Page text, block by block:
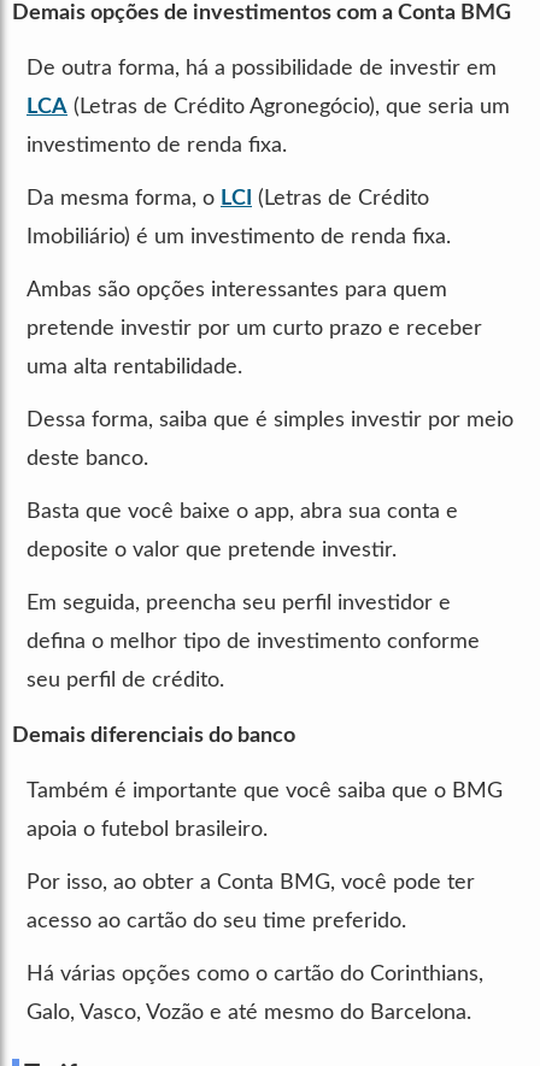
Demais opções de investimentos com a Conta BMG
De outra forma, há a possibilidade de investir em
LCA (Letras de Crédito Agronegócio), que seria um
investimento de renda fixa.
Da mesma forma, o LCI (Letras de Crédito
Imobiliário) é um investimento de renda fixa.
Ambas são opções interessantes para quem
pretende investir por um curto prazo e receber
uma alta rentabilidade.
Dessa forma, saiba que é simples investir por meio
deste banco.
Basta que você baixe o app, abra sua conta e
deposite o valor que pretende investir.
Em seguida, preencha seu perfil investidor e
defina o melhor tipo de investimento conforme
seu perfil de crédito.
Demais diferenciais do banco
Também é importante que você saiba que o BMG
apoia o futebol brasileiro.
Por isso, ao obter a Conta BMG, você pode ter
acesso ao cartão do seu time preferido.
Há várias opções como o cartão do Corinthians,
Galo, Vasco, Vozão e até mesmo do Barcelona.